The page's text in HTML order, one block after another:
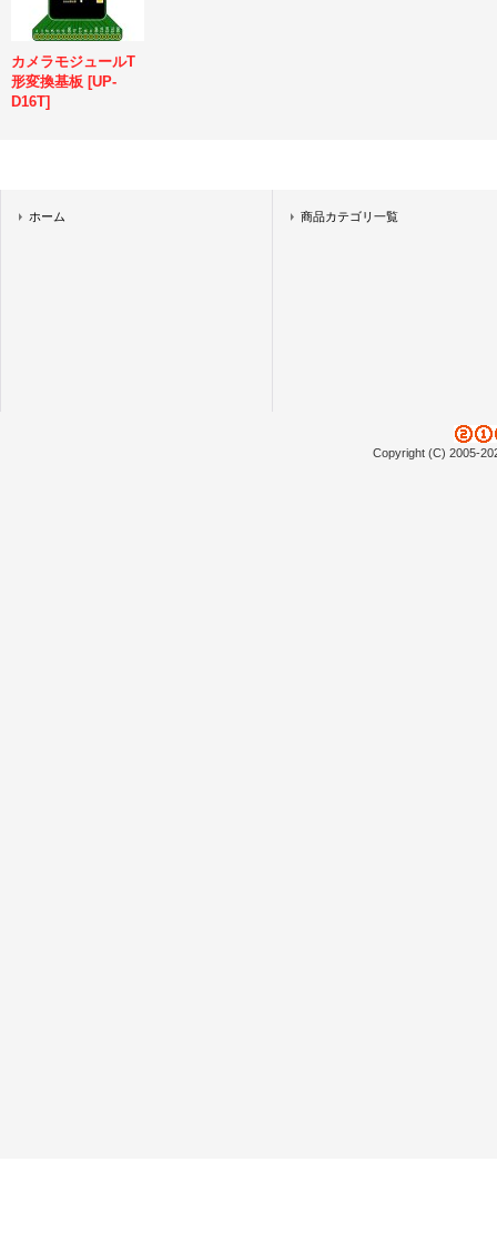
カメラモジュールT
形変換基板 [UP-
D16T]
ホーム 商品カテゴリ一覧
Copyright (C) 2005-